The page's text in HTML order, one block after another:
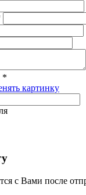
*
картинку
с Вами после